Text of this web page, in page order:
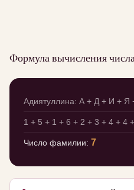
Формула вычисления
Адиятуллина: А + Д + И +
1 + 5 + 1 + 6 + 2 + 3 + 4 + 4
Число фамилии: 7